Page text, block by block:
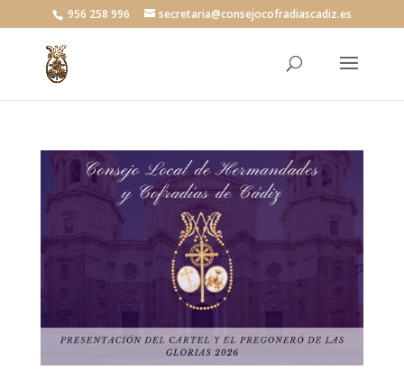
956 258 996 secretaria@consejocofradiascadiz.es